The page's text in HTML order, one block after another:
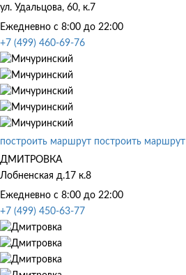
ул. Удальцова, 60, к.7
Ежедневно с 8:00 до 22:00
+7 (499) 460-69-76
построить маршрут построить маршрут
ДМИТРОВКА
Лобненская д.17 к.8
Ежедневно с 8:00 до 22:00
+7 (499) 450-63-77